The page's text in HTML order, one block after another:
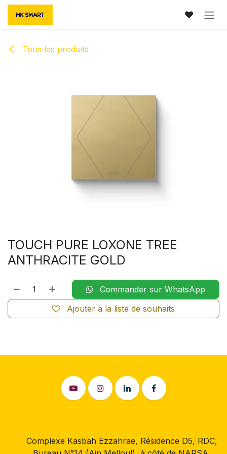
Se rendre au contenu
Tous les produits
TOUCH PURE LOXONE TREE
ANTHRACITE GOLD
Commander sur WhatsApp
Ajouter à la liste de souhaits
Complexe Kasbah Ezzahrae, Résidence D5, RDC,